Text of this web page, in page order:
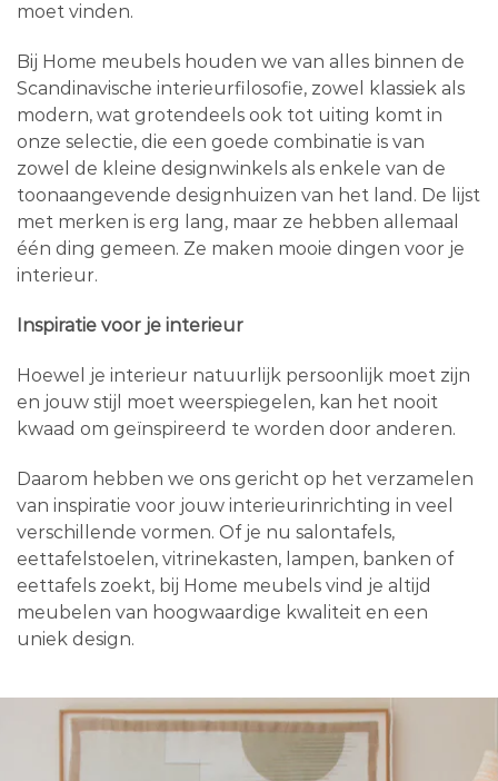
moet vinden.
Bij Home meubels houden we van alles binnen de
Scandinavische interieurfilosofie, zowel klassiek als
modern, wat grotendeels ook tot uiting komt in
onze selectie, die een goede combinatie is van
zowel de kleine designwinkels als enkele van de
toonaangevende designhuizen van het land. De lijst
met merken is erg lang, maar ze hebben allemaal
één ding gemeen. Ze maken mooie dingen voor je
interieur.
Inspiratie voor je interieur
Hoewel je interieur natuurlijk persoonlijk moet zijn
en jouw stijl moet weerspiegelen, kan het nooit
kwaad om geïnspireerd te worden door anderen.
Daarom hebben we ons gericht op het verzamelen
van inspiratie voor jouw interieurinrichting in veel
verschillende vormen. Of je nu salontafels,
eettafelstoelen, vitrinekasten, lampen, banken of
eettafels zoekt, bij Home meubels vind je altijd
meubelen van hoogwaardige kwaliteit en een
uniek design.